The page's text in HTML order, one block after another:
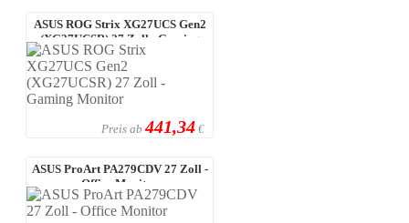
ASUS ROG Strix XG27UCS Gen2
(XG27UCSR) 27 Zoll - Gaming
Monitor
Preis ab 441,34 €
ASUS ProArt PA279CDV 27 Zoll -
Office Monitor